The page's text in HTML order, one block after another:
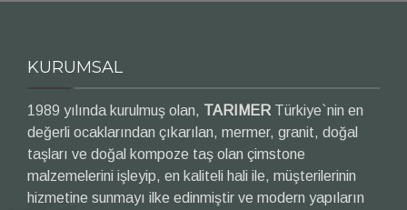
KURUMSAL
1989 yılında kurulmuş olan, TARIMER Türkiye`nin en
değerli ocaklarından çıkarılan, mermer, granit, doğal
taşları ve doğal kompoze taş olan çimstone
malzemelerini işleyip, en kaliteli hali ile, müşterilerinin
hizmetine sunmayı ilke edinmiştir ve modern yapıların